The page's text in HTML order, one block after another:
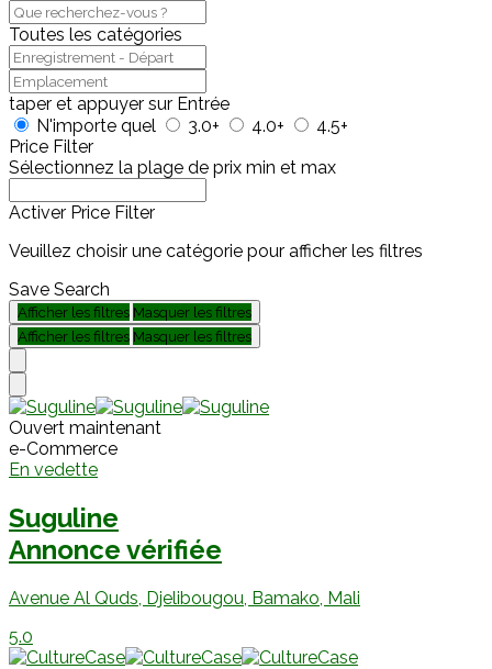
Toutes les catégories
taper et appuyer sur Entrée
N'importe quel
3.0+ 4.0+
4.5+
Price Filter
Sélectionnez la plage de prix min et max
Activer Price Filter
Veuillez choisir une catégorie pour afficher les filtres
Save Search
Afficher les filtres Masquer les filtres
Afficher les filtres Masquer les filtres
Ouvert maintenant
e-Commerce
En vedette
Suguline
Annonce vérifiée
Avenue Al Quds, Djelibougou, Bamako, Mali
5.0